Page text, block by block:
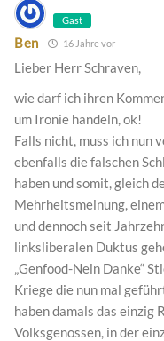
Gast
Ben 16 Jahre vor
Lieber Herr Schraven,
wie darf ich ihren
um Ironie handeln, ok!
Falls nicht, muss ich nun
ebenfalls die falschen
haben und somit, gleich
Mehrheitsmeinung,
und dennoch seit
linksliberalen Duktus
„Genfood-Nein Danke“
Kriege die nun mal
haben damals das einzig
Volksgenossen, in der